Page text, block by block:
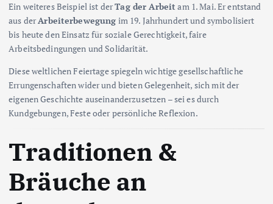
Ein weiteres Beispiel ist derTag der Arbeitam 1. Mai. Er entstand
aus derArbeiterbewegung im 19. Jahrhundert und symbolisiert
bis heute den Einsatz für soziale Gerechtigkeit, faire
Arbeitsbedingungen und Solidarität.
Diese weltlichen Feiertage spiegeln wichtige gesellschaftliche
Errungenschaften wider und bieten Gelegenheit, sich mit der
eigenen Geschichte auseinanderzusetzen – sei es durch
Kundgebungen, Feste oder persönliche Reflexion.
Traditionen &
Bräuche an